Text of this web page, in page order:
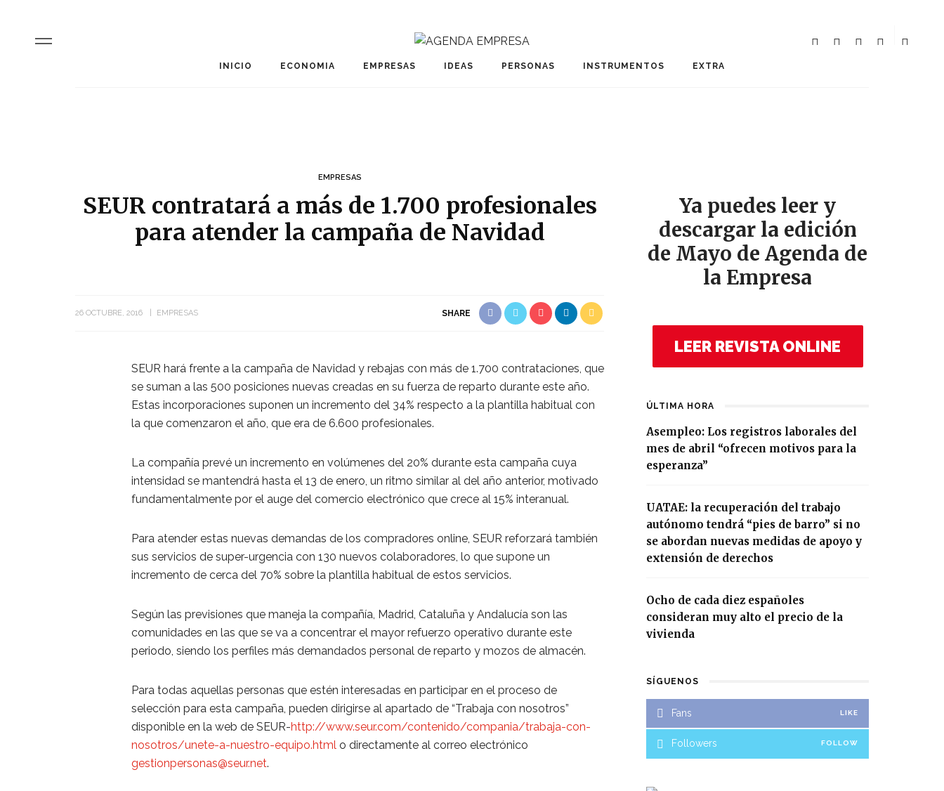
INICIO ECONOMIA EMPRESAS IDEAS PERSONAS INSTRUMENTOS EXTRA
EMPRESAS
SEUR contratará a más de 1.700 profesionales
para atender la campaña de Navidad
26 OCTUBRE, 2016 EMPRESAS SHARE
SEUR hará frente a la campaña de Navidad y rebajas con más de 1.700 contrataciones, que
se suman a las 500 posiciones nuevas creadas en su fuerza de reparto durante este año.
Estas incorporaciones suponen un incremento del 34% respecto a la plantilla habitual con
la que comenzaron el año, que era de 6.600 profesionales.
La compañía prevé un incremento en volúmenes del 20% durante esta campaña cuya
intensidad se mantendrá hasta el 13 de enero, un ritmo similar al del año anterior, motivado
fundamentalmente por el auge del comercio electrónico que crece al 15% interanual.
Para atender estas nuevas demandas de los compradores online, SEUR reforzará también
sus servicios de super-urgencia con 130 nuevos colaboradores, lo que supone un
incremento de cerca del 70% sobre la plantilla habitual de estos servicios.
Según las previsiones que maneja la compañía, Madrid, Cataluña y Andalucía son las
comunidades en las que se va a concentrar el mayor refuerzo operativo durante este
periodo, siendo los perfiles más demandados personal de reparto y mozos de almacén.
Para todas aquellas personas que estén interesadas en participar en el proceso de
selección para esta campaña, pueden dirigirse al apartado de “Trabaja con nosotros”
disponible en la web de SEUR-http://www.seur.com/contenido/compania/trabaja-con-
nosotros/unete-a-nuestro-equipo.html o directamente al correo electrónico
gestionpersonas@seur.net.
Ya puedes leer y
descargar la edición
de Mayo de Agenda de
la Empresa
LEER REVISTA ONLINE
ÚLTIMA HORA
Asempleo: Los registros laborales del
mes de abril “ofrecen motivos para la
esperanza”
UATAE: la recuperación del trabajo
autónomo tendrá “pies de barro” si no
se abordan nuevas medidas de apoyo y
extensión de derechos
Ocho de cada diez españoles
consideran muy alto el precio de la
vivienda
SÍGUENOS
Fans LIKE
Followers FOLLOW